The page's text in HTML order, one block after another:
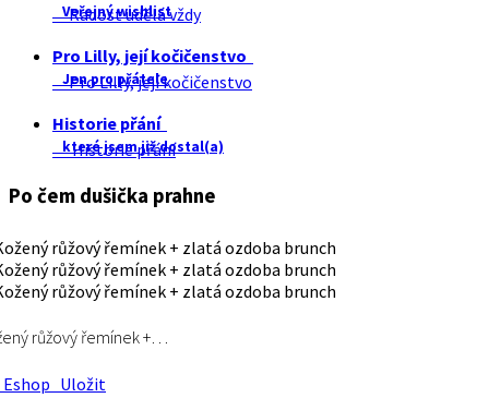
Veřejný wishlist
Radost udělá vždy
Pro Lilly, její kočičenstvo
Jen pro přátele
Pro Lilly, její kočičenstvo
Historie přání
které jsem již dostal(a)
Historie přání
Po čem dušička prahne
růžový řemínek +…
Uložit